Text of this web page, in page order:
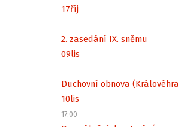
17říj
2. zasedání IX. sněmu
09lis
Duchovní obnova
10lis
17:00